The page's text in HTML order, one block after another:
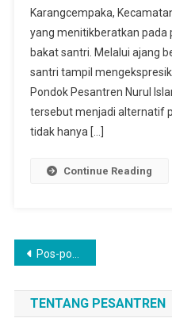
Karangcempaka,
yang menitikberatkan pada
bakat santri. Melalui ajang
santri tampil
Pondok Pesantren Nurul
tersebut menjadi alternatif
tidak hanya […]
Continue Reading
Navigasi
pos
Pos-pos lama
TENTANG PESANTREN